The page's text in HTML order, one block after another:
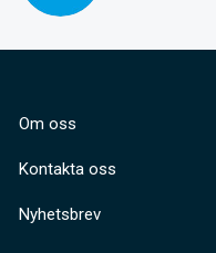
Om oss
Kontakta oss
Nyhetsbrev